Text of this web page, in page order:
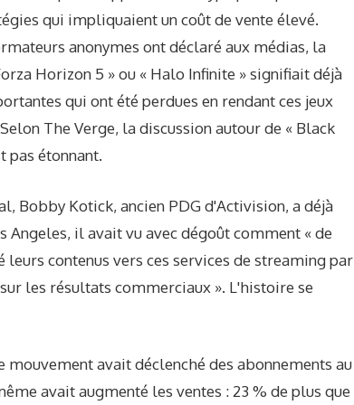
qui impliquaient un coût de vente élevé.
anonymes ont déclaré aux médias, la
Horizon 5 » ou « Halo Infinite » signifiait déjà
qui ont été perdues en rendant ces jeux
The Verge, la discussion autour de « Black
pas étonnant.
Bobby Kotick, ancien PDG d'Activision, a déjà
Angeles, il avait vu avec dégoût comment « de
contenus vers ces services de streaming par
les résultats commerciaux ». L'histoire se
avait déclenché des abonnements au
avait augmenté les ventes : 23 % de plus que